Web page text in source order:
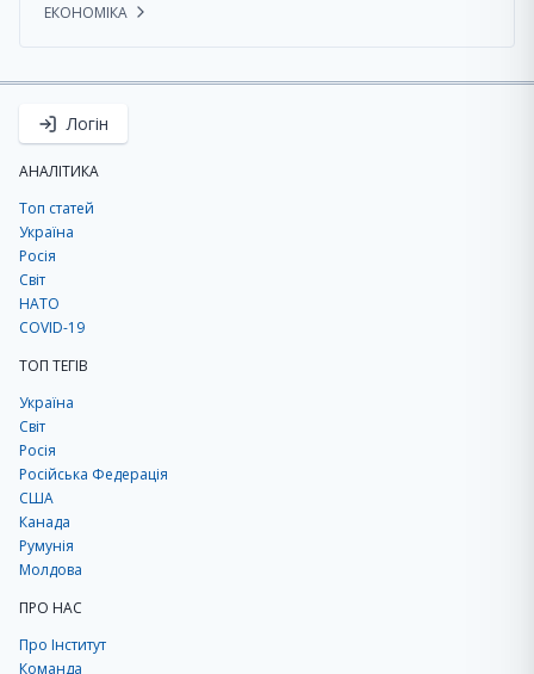
ЕКОНОМІКА
Логін
АНАЛІТИКА
Топ статей
Україна
Росія
Світ
НАТО
COVID-19
ТОП ТЕГІВ
Україна
Світ
Росія
Російська Федерація
США
Канада
Румунія
Молдова
ПРО НАС
Про Інститут
Команда